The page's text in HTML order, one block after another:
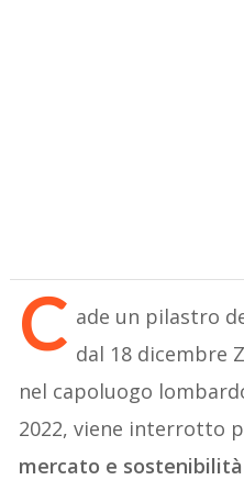
C ade un pilastro
dal 18 dicembre
nel capoluogo
2022, viene interrotto
mercato e